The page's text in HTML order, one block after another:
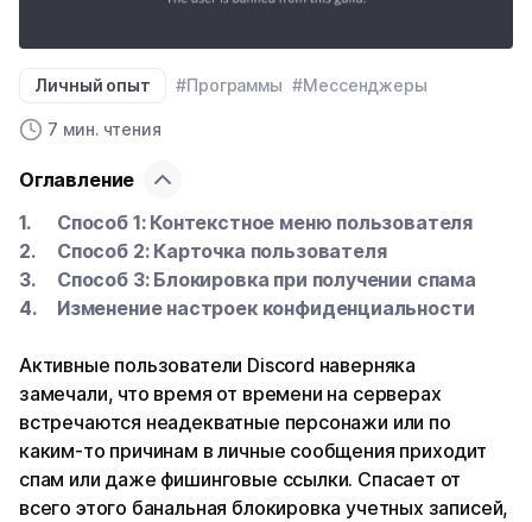
Личный опыт #Программы #Мессенджеры
7 мин. чтения
Оглавление
Способ 1: Контекстное меню пользователя
Способ 2: Карточка пользователя
Способ 3: Блокировка при получении спама
Изменение настроек конфиденциальности
Активные пользователи Discord наверняка
замечали, что время от времени на серверах
встречаются неадекватные персонажи или по
каким-то причинам в личные сообщения приходит
спам или даже фишинговые ссылки. Спасает от
всего этого банальная блокировка учетных записей,